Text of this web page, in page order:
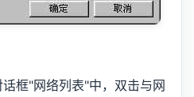
框"网络列表"中，双击与网